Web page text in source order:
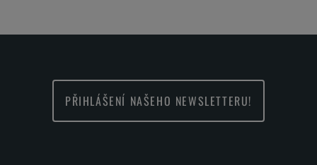
PŘIHLÁŠENÍ NAŠEHO NEWSLETTERU!